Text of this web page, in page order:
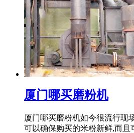
厦门哪买磨粉机
厦门哪买磨粉机如今很流行现
可以确保购买的米粉新鲜,而且